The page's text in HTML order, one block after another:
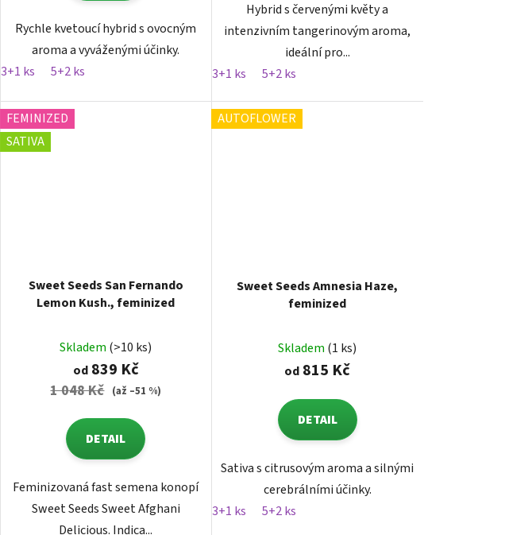
Rychle kvetoucí hybrid s ovocným
aroma a vyváženými účinky.
3+1 ks
5+2 ks
Hybrid s červenými květy a
intenzivním tangerinovým aroma,
ideální pro...
3+1 ks
5+2 ks
FEMINIZED
SATIVA
Sweet Seeds San Fernando
Lemon Kush., feminized
Skladem (>10 ks)
od839 Kč
1 048 Kč (až –51 %)
DETAIL
Feminizovaná fast semena konopí
Sweet Seeds Sweet Afghani
Delicious. Indica...
AUTOFLOWER
Sweet Seeds Amnesia Haze,
feminized
Skladem (1 ks)
od 815 Kč
DETAIL
Sativa s citrusovým aroma a silnými
cerebrálními účinky.
3+1 ks
5+2 ks